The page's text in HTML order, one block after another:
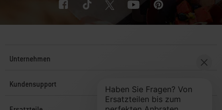
Unternehmen
Kundensupport